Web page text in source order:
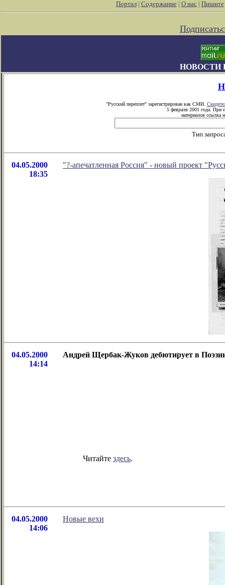
Портал| Содержание| О нас| Пишите
НОВОСТИ
"Русский переплет" зарегистрирован как СМИ.
5 февраля 2001 года. При
материалов ссылка
Тип
04.05.2000
18:35
"?-апечатленная Россия" - новый проект
04.05.2000
14:14
Андрей Щербак-Жуков дебютирует в
Читайте здесь.
04.05.2000
14:06
Новые вехи